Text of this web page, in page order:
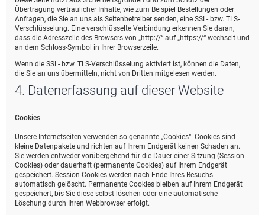
Übertragung vertraulicher Inhalte, wie zum Beispiel Bestellungen oder
Anfragen, die Sie an uns als Seitenbetreiber senden, eine SSL- bzw. TLS-
Verschlüsselung. Eine verschlüsselte Verbindung erkennen Sie daran,
dass die Adresszeile des Browsers von „http://“ auf „https://“ wechselt und
an dem Schloss-Symbol in Ihrer Browserzeile.
Wenn die SSL- bzw. TLS-Verschlüsselung aktiviert ist, können die Daten,
die Sie an uns übermitteln, nicht von Dritten mitgelesen werden.
4. Datenerfassung auf dieser Website
Cookies
Unsere Internetseiten verwenden so genannte „Cookies“. Cookies sind
kleine Datenpakete und richten auf Ihrem Endgerät keinen Schaden an.
Sie werden entweder vorübergehend für die Dauer einer Sitzung (Session-
Cookies) oder dauerhaft (permanente Cookies) auf Ihrem Endgerät
gespeichert. Session-Cookies werden nach Ende Ihres Besuchs
automatisch gelöscht. Permanente Cookies bleiben auf Ihrem Endgerät
gespeichert, bis Sie diese selbst löschen oder eine automatische
Löschung durch Ihren Webbrowser erfolgt.